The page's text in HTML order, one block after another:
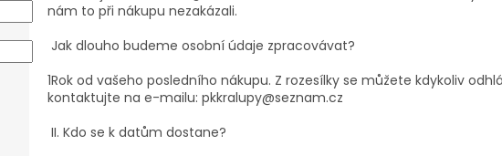
nám to při nákupu nezakázali.
Jak dlouho budeme osobní údaje zpracovávat?
1Rok od vašeho posledního nákupu. Z rozesílky se můžete kdykoliv
kontaktujte na e-mailu: pkkralupy@seznam.cz
II. Kdo se k datům dostane?